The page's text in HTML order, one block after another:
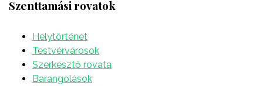
Szenttamási rovatok
Helytörténet
Testvérvárosok
Szerkesztő rovata
Barangolások